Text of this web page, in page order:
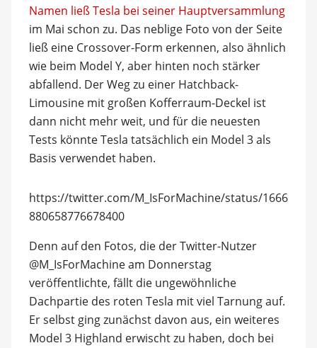
Namen ließ Tesla bei seiner Hauptversammlung
im Mai schon zu. Das neblige Foto von der Seite
ließ eine Crossover-Form erkennen, also ähnlich
wie beim Model Y, aber hinten noch stärker
abfallend. Der Weg zu einer Hatchback-
Limousine mit großen Kofferraum-Deckel ist
dann nicht mehr weit, und für die neuesten
Tests könnte Tesla tatsächlich ein Model 3 als
Basis verwendet haben.
https://twitter.com/M_IsForMachine/status/1666
880658776678400
Denn auf den Fotos, die der Twitter-Nutzer
@M_IsForMachine am Donnerstag
veröffentlichte, fällt die ungewöhnliche
Dachpartie des roten Tesla mit viel Tarnung auf.
Er selbst ging zunächst davon aus, ein weiteres
Model 3 Highland erwischt zu haben, doch bei